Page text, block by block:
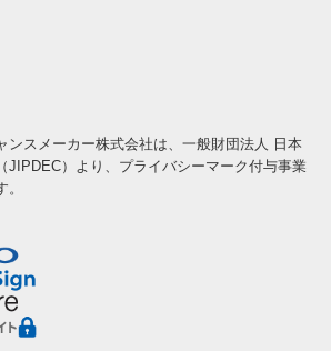
ンスメーカー株式会社は、一般財団法人 日本
JIPDEC）より、プライバシーマーク付与事業